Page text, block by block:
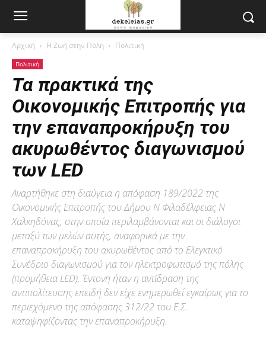
Αρχική Η Ζωή στην Πόλη Πολιτική
Πολιτική
Τα πρακτικά της
Οικονομικής Επιτροπής για
την επαναπροκήρυξη του
ακυρωθέντος διαγωνισμού
των LED
Αναρτήθηκε στη διαύγεια η απόφαση 189/2022 της
Οικονομικής Επιτροπής του Δήμου Ν Φιλαδέλφειας Ν
Χαλκηδόνας, στην οποία περιλαμβάνονται και οι διάλογοι
μεταξύ των μελών αυτής, αναφορικά με την
επαναπροκήρυξη του ακυρωθέντος από το Ελεγκτικό
Συνέδριο διαγωνισμού για τον ηλεκτροφωτισμό της πόλης
(προμήθεια LED). Έντονη ήταν η αντίδραση της
αντιπολίτευσης επειδή δεν είχε ενημερωθεί εγκαίρως για το
περιεχόμενο της απόφασης 312/22 του Ε.Σ.
καταψηφίζοντας την επαναπροκήρυξη.